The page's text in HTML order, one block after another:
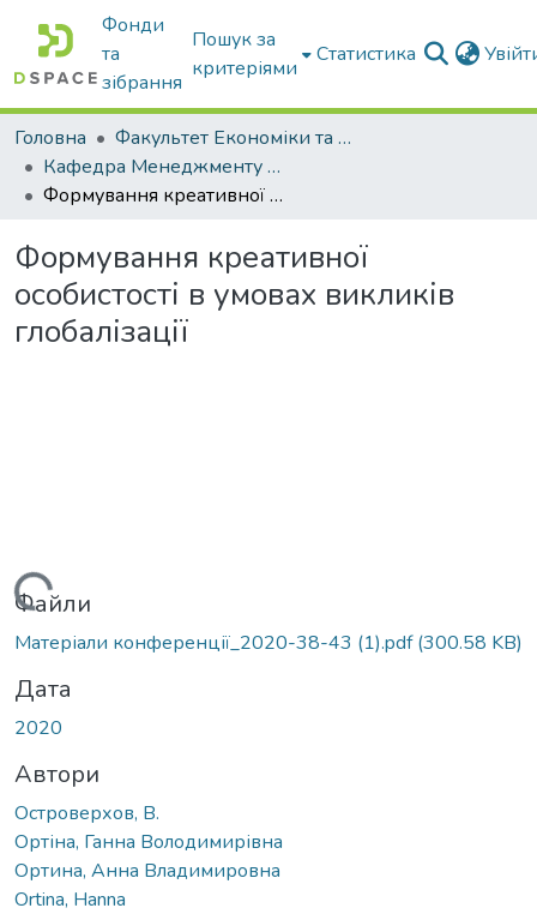
Фонди
та
зібрання
Пошук за
критеріями
Статистика
Головна
Факультет Економіки та бізнесу
Кафедра Менеджменту та публічного адміністрування
Формування креативної особистості в умовах викликів глобалізації
Формування креативної
особистості в умовах викликів
глобалізації
Файли
Матеріали конференції_2020-38-43 (1).pdf(300.58 KB)
Дата
2020
Автори
Островерхов, В.
Ортіна, Ганна Володимирівна
Ортина, Анна Владимировна
Ortina, Hanna